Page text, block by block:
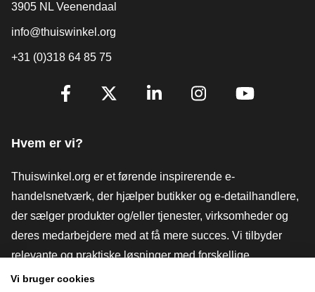
3905 NL Veenendaal
info@thuiswinkel.org
+31 (0)318 64 85 75
[_General:SocialMediaTitle]
Hvem er vi?
Thuiswinkel.org er et førende inspirerende e-
handelsnetværk, der hjælper butikker og e-detailhandlere,
der sælger produkter og/eller tjenester, virksomheder og
deres medarbejdere med at få mere succes. Vi tilbyder
relevante og praktiske løsninger med forskellige
tillidsmærker, Thuiswinkel-anmeldelser, juridiske værktøjer
Vi bruger cookies